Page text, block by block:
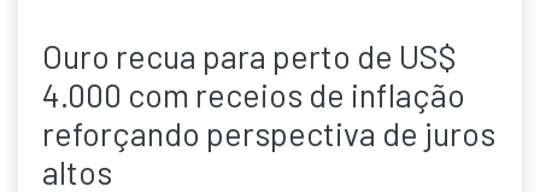
Ouro recua para perto de US$
4.000 com receios de inflação
reforçando perspectiva de juros
altos